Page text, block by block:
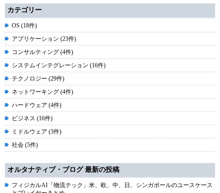
カテゴリー
OS (18件)
アプリケーション (23件)
コンサルティング (4件)
システムインテグレーション (16件)
テクノロジー (29件)
ネットワーキング (4件)
ハードウェア (4件)
ビジネス (16件)
ミドルウェア (3件)
社会 (5件)
オルタナティブ・ブログ 最新の投稿
フィジカルAI「物流テック」米、欧、中、日、シンガポールのユースケース